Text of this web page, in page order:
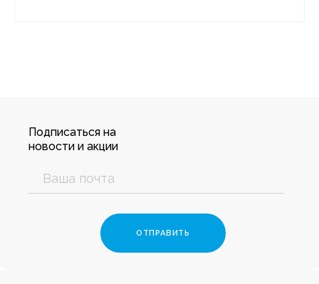
Подписаться на
новости и акции